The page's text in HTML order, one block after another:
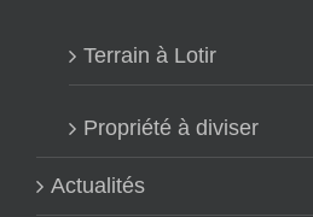
Terrain à Lotir
Propriété à diviser
Actualités